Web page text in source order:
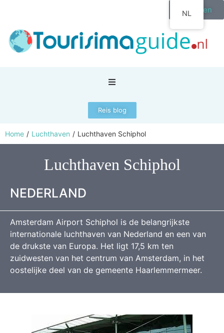
Inloggen
Reis blog
Home / Luchthaven / Luchthaven Schiphol
Luchthaven Schiphol
NEDERLAND
Amsterdam Airport Schiphol is de belangrijkste
internationale luchthaven van Nederland en een van
de drukste van Europa. Het ligt 17,5 km ten
zuidwesten van het centrum van Amsterdam, in het
oostelijke deel van de gemeente Haarlemmermeer.
NL